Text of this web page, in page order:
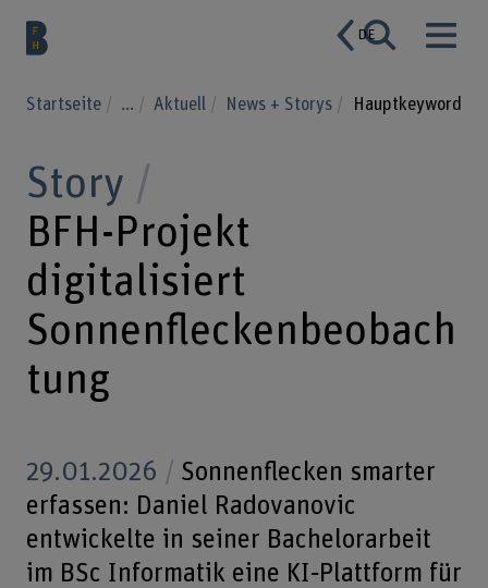
DE
Startseite ... Aktuell News + Storys Hauptkeyword
Story
BFH-Projekt
digitalisiert
Sonnenfleckenbeobach
tung
29.01.2026
Sonnenflecken smarter
erfassen: Daniel Radovanovic
entwickelte in seiner Bachelorarbeit
im BSc Informatik eine KI‑Plattform für